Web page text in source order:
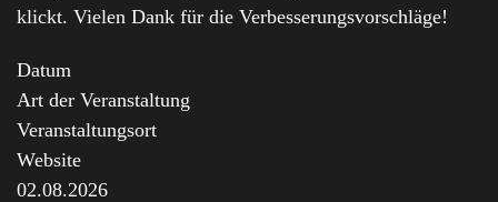
klickt. Vielen Dank für die Verbesserungsvorschläge!
Datum
Art der Veranstaltung
Veranstaltungsort
Website
02.08.2026